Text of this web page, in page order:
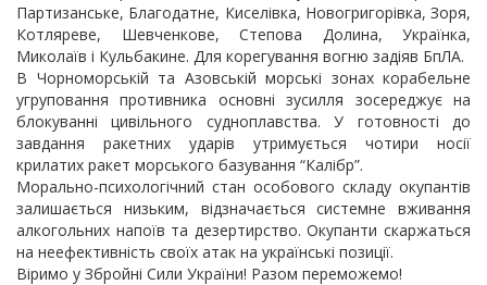
Партизанське, Благодатне, Киселівка, Новогригорівка, Зоря,
Котляреве, Шевченкове, Степова Долина, Українка,
Миколаїв і Кульбакине. Для корегування вогню задіяв БпЛА.
В Чорноморській та Азовській морські зонах корабельне
угруповання противника основні зусилля зосереджує на
блокуванні цивільного судноплавства. У готовності до
завдання ракетних ударів утримується чотири носії
крилатих ракет морського базування “Калібр”.
Морально-психологічний стан особового складу окупантів
залишається низьким, відзначається системне вживання
алкогольних напоїв та дезертирство. Окупанти скаржаться
на неефективність своїх атак на українські позиції.
Віримо у Збройні Сили України! Разом переможемо!